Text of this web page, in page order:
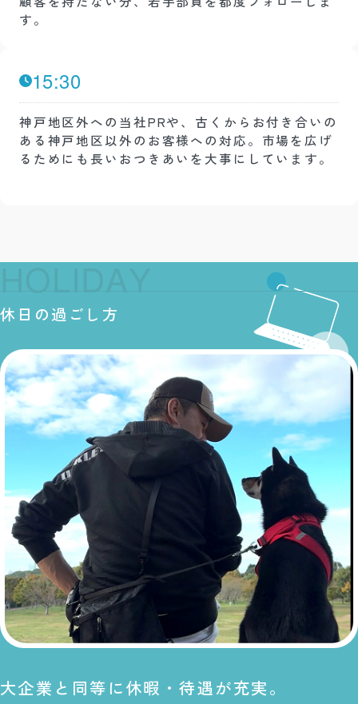
す。
15:30
神戸地区外への当社PRや、古くからお付き合いの
ある神戸地区以外のお客様への対応。市場を広げ
るためにも長いおつきあいを大事にしています。
HOLIDAY
休日の過ごし方
大企業と同等に休暇・待遇が充実。